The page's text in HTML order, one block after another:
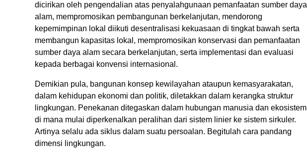
dicirikan oleh pengendalian atas penyalahgunaan pemanfaatan sumber daya
alam, mempromosikan pembangunan berkelanjutan, mendorong
kepemimpinan lokal diikuti desentralisasi kekuasaan di tingkat bawah serta
membangun kapasitas lokal, mempromosikan konservasi dan pemanfaatan
sumber daya alam secara berkelanjutan, serta implementasi dan evaluasi
kepada berbagai konvensi internasional.
Demikian pula, bangunan konsep kewilayahan ataupun kemasyarakatan,
dalam kehidupan ekonomi dan politik, diletakkan dalam kerangka struktur
lingkungan. Penekanan ditegaskan dalam hubungan manusia dan ekosistem
di mana mulai diperkenalkan peralihan dari sistem linier ke sistem sirkuler.
Artinya selalu ada siklus dalam suatu persoalan. Begitulah cara pandang
dimensi lingkungan.